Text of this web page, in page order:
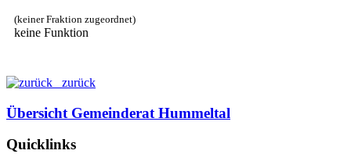
(keiner Fraktion zugeordnet)
keine Funktion
zurück
Übersicht Gemeinderat Hummeltal
Quicklinks